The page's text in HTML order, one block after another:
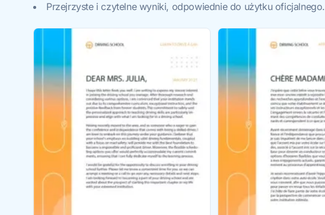
Przejrzyste i czytelne wyniki, odpowiednie do użytku oficjalnego.